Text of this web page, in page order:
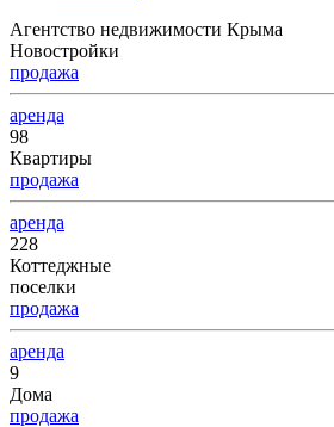
Агентство недвижимости Крыма
Новостройки
продажа
аренда
98
Квартиры
продажа
аренда
228
Коттеджные
поселки
продажа
аренда
9
Дома
продажа